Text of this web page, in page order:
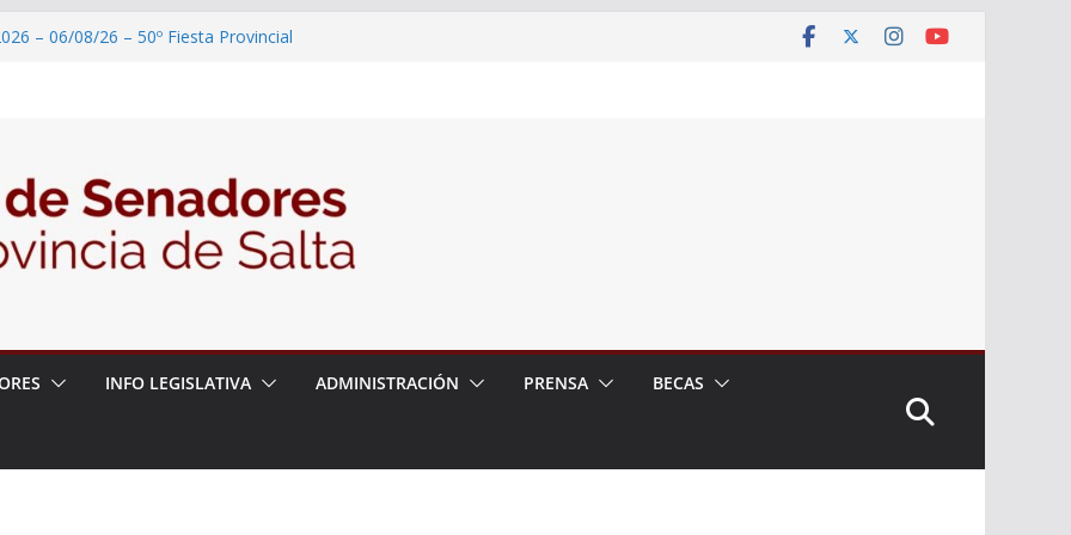
– 06/08/26 – 50º Fiesta Provincial
del Dr. Víctor Alfredo Frías
– 06/08/26 – 82° Edición de la Expo
– 06/08/26 – “Historia y memoria
del pueblo Kolla en el municipio de
INFO LEGISLATIVA ADMINISTRACIÓN PRENSA BECAS